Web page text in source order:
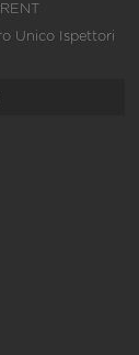
Unico Ispettori